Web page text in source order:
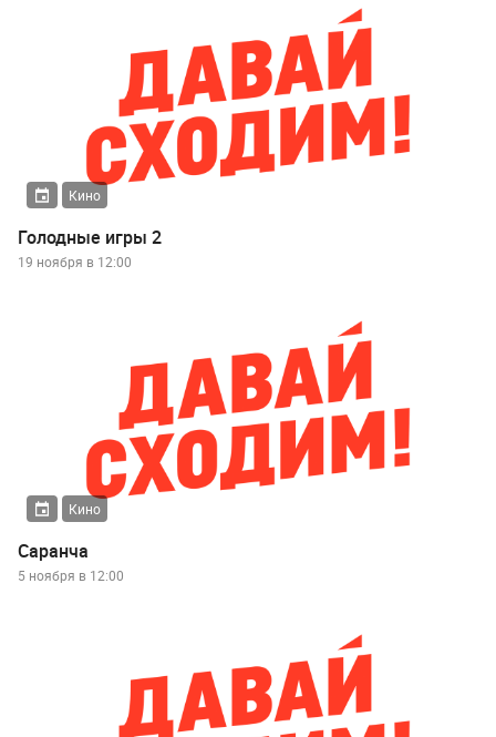
Кино
Голодные игры 2
19 ноября в 12:00
Кино
Саранча
5 ноября в 12:00